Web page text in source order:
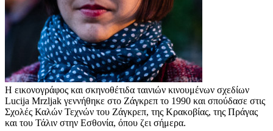
Η εικονογράφος και σκηνοθέτιδα ταινιών κινουμένων σχεδίων
Lucija Mrzljak γεννήθηκε στο Ζάγκρεπ το 1990 και σπούδασε στις
Σχολές Καλών Τεχνών του Ζάγκρεπ, της Κρακοβίας, της Πράγας
και του Τάλιν στην Εσθονία, όπου ζει σήμερα.